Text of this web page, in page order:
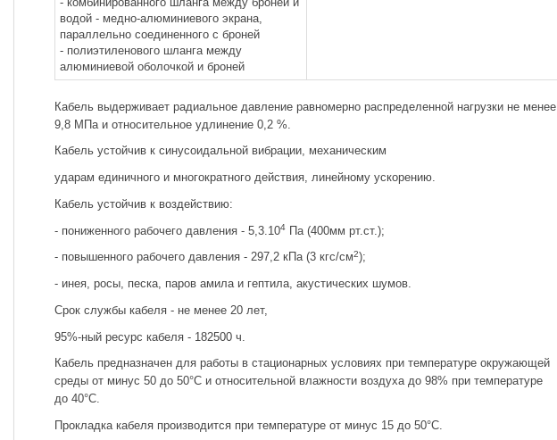
водой - медно-алюминиевого экрана,
параллельно соединенного с броней
- полиэтиленового шланга между
алюминиевой оболочкой и броней
Кабель выдерживает радиальное давление равномерно распределенной нагрузки не менее
9,8 МПа и относительное удлинение 0,2 %.
Кабель устойчив к синусоидальной вибрации, механическим
ударам единичного и многократного действия, линейному ускорению.
Кабель устойчив к воздействию:
- пониженного рабочего давления - 5,3.104 Па (400мм рт.ст.);
- повышенного рабочего давления - 297,2 кПа (3 кгс/см2);
- инея, росы, песка, паров амила и гептила, акустических шумов.
Срок службы кабеля - не менее 20 лет,
95%-ный ресурс кабеля - 182500 ч.
Кабель предназначен для работы в стационарных условиях при температуре окружающей
среды от минус 50 до 50°С и относительной влажности воздуха до 98% при температуре
до 40°С.
Прокладка кабеля производится при температуре от минус 15 до 50°С.